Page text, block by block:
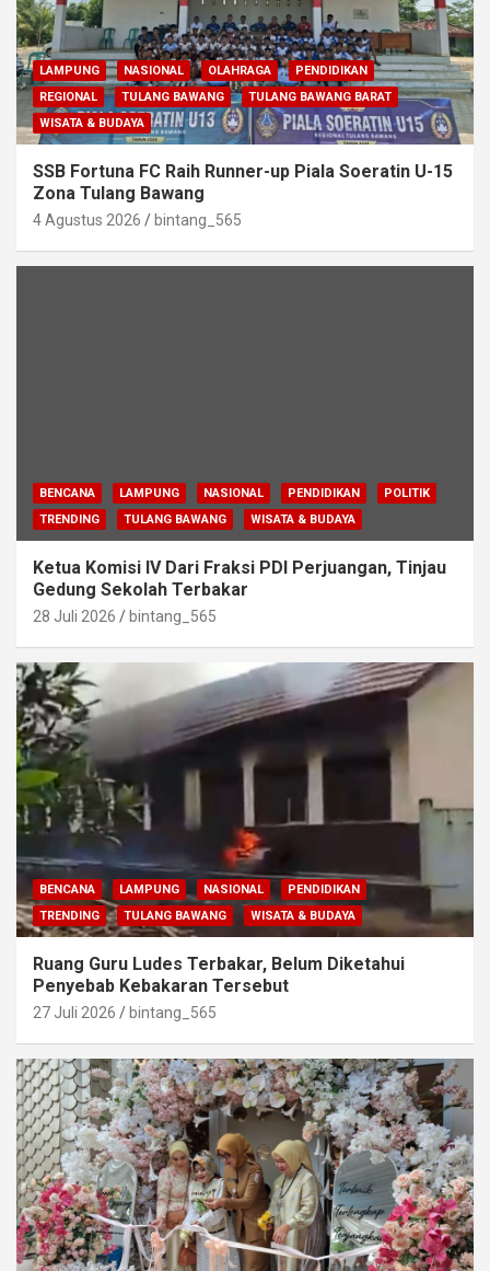
LAMPUNG NASIONAL OLAHRAGA
PENDIDIKAN
REGIONAL
TULANG BAWANG
TULANG BAWANG BARAT
WISATA & BUDAYA
SSB Fortuna FC Raih Runner-up Piala Soeratin U-15
Zona Tulang Bawang
4 Agustus 2026 bintang_565
BENCANA LAMPUNG NASIONAL PENDIDIKAN
POLITIK
TRENDING
TULANG BAWANG WISATA & BUDAYA
Ketua Komisi IV Dari Fraksi PDI Perjuangan, Tinjau
Gedung Sekolah Terbakar
28 Juli 2026 bintang_565
BENCANA LAMPUNG NASIONAL
PENDIDIKAN
TRENDING
TULANG BAWANG WISATA & BUDAYA
Ruang Guru Ludes Terbakar, Belum Diketahui
Penyebab Kebakaran Tersebut
27 Juli 2026 bintang_565